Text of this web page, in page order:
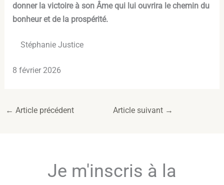
donner la victoire à son Âme qui lui ouvrira le chemin du
bonheur et de la prospérité.
Stéphanie Justice
8 février 2026
← Article précédent Article suivant →
Je m'inscris à la